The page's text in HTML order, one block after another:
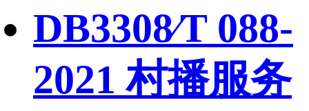
DB3308∕T 088-
2021 村播服务